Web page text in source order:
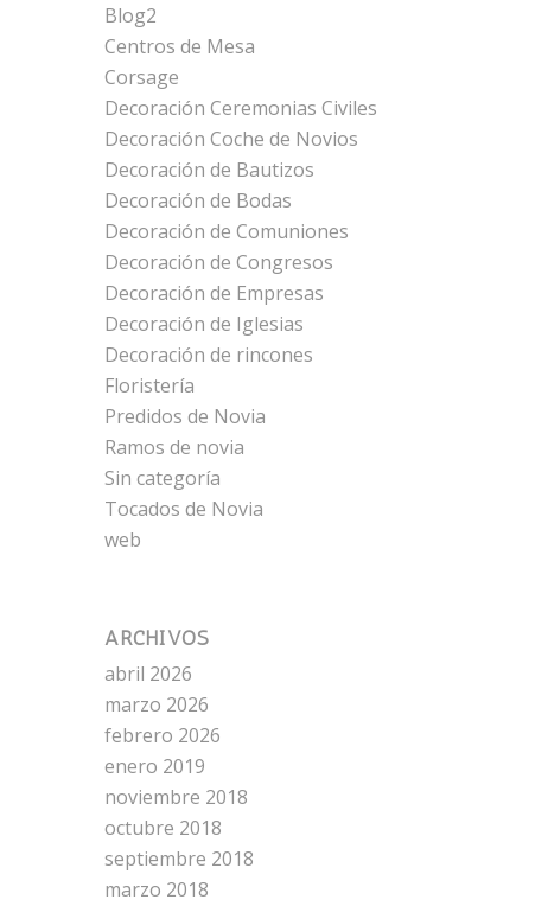
Blog2
Centros de Mesa
Corsage
Decoración Ceremonias Civiles
Decoración Coche de Novios
Decoración de Bautizos
Decoración de Bodas
Decoración de Comuniones
Decoración de Congresos
Decoración de Empresas
Decoración de Iglesias
Decoración de rincones
Floristería
Predidos de Novia
Ramos de novia
Sin categoría
Tocados de Novia
web
ARCHIVOS
abril 2026
marzo 2026
febrero 2026
enero 2019
noviembre 2018
octubre 2018
septiembre 2018
marzo 2018